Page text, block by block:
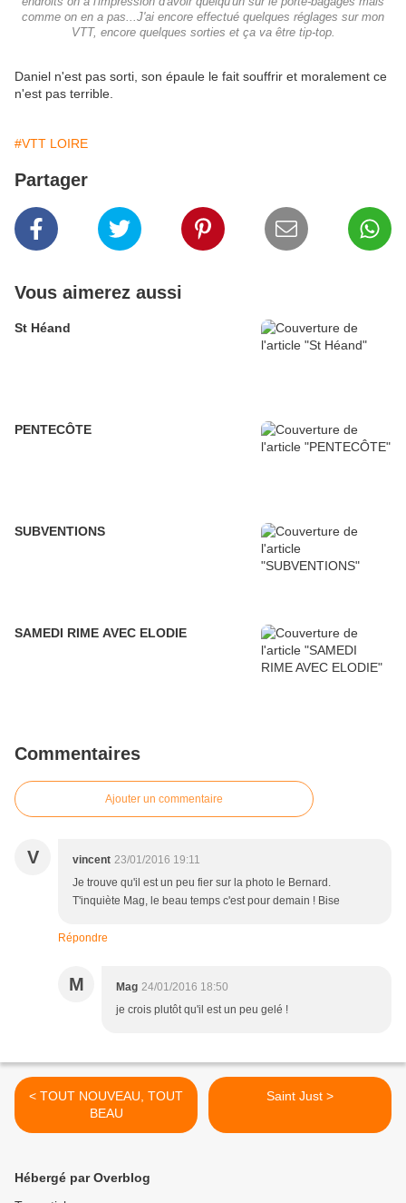
comme on en a pas...J'ai encore effectué quelques réglages sur mon
VTT, encore quelques sorties et ça va être tip-top.
Daniel n'est pas sorti, son épaule le fait souffrir et moralement ce
n'est pas terrible.
#VTT LOIRE
Partager
Vous aimerez aussi
St Héand
PENTECÔTE
SUBVENTIONS
SAMEDI RIME AVEC ELODIE
Commentaires
Ajouter un commentaire
V vincent 23/01/2016 19:11
Je trouve qu'il est un peu fier sur la photo le Bernard.
T'inquiète Mag, le beau temps c'est pour demain ! Bise
Répondre
M Mag 24/01/2016 18:50
je crois plutôt qu'il est un peu gelé !
< TOUT NOUVEAU, TOUT
BEAU
Saint Just >
Hébergé par Overblog